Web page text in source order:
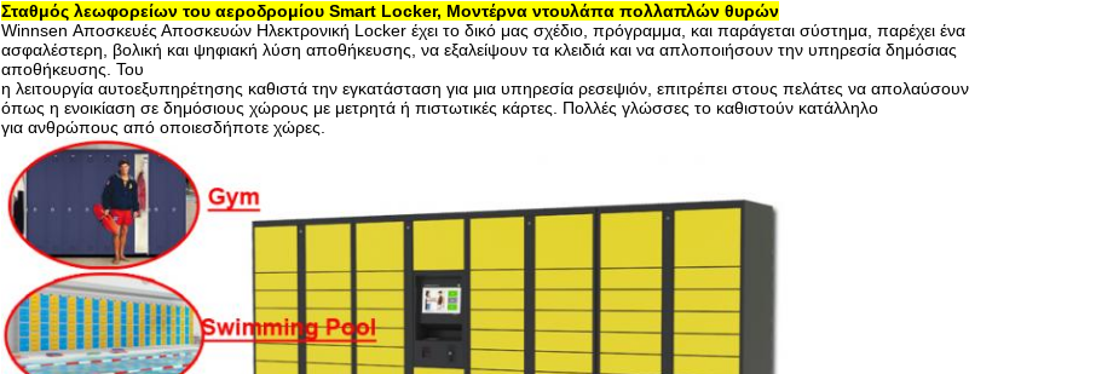
Σταθμός λεωφορείων του αεροδρομίου Smart Locker, Μοντέρνα ντουλάπα πολλαπλών θυρών
Winnsen Αποσκευές Αποσκευών Ηλεκτρονική Locker έχει το δικό μας σχέδιο, πρόγραμμα, και παράγεται σύστημα, παρέχει ένα
ασφαλέστερη, βολική και ψηφιακή λύση αποθήκευσης, να εξαλείψουν τα κλειδιά και να απλοποιήσουν την υπηρεσία δημόσιας
αποθήκευσης. Του
η λειτουργία αυτοεξυπηρέτησης καθιστά την εγκατάσταση για μια υπηρεσία ρεσεψιόν, επιτρέπει στους πελάτες να απολαύσουν
όπως η ενοικίαση σε δημόσιους χώρους με μετρητά ή πιστωτικές κάρτες. Πολλές γλώσσες το καθιστούν κατάλληλο
για ανθρώπους από οποιεσδήποτε χώρες.